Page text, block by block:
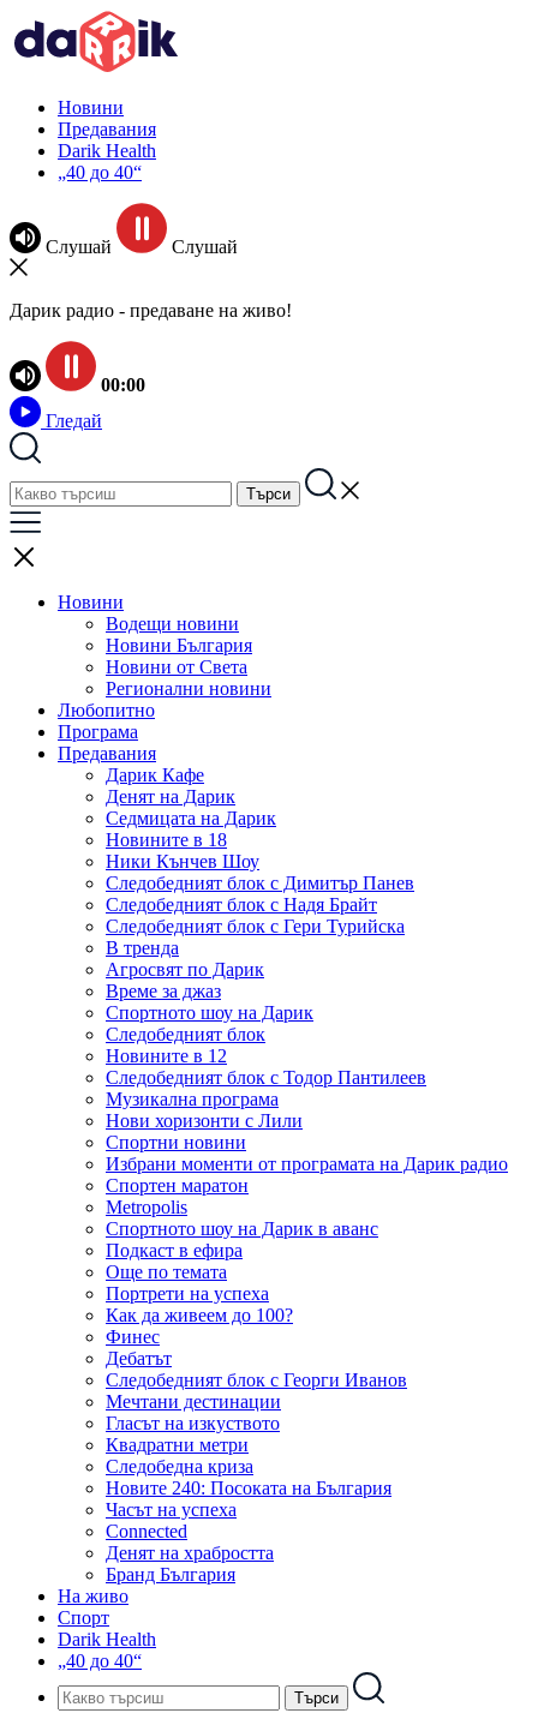
Новини
Предавания
Darik Health
„40 до 40“
Слушай Слушай
Дарик радио - предаване на живо!
00:00
Гледай
Новини
Водещи новини
Новини България
Новини от Света
Регионални новини
Любопитно
Програма
Предавания
Дарик Кафе
Денят на Дарик
Седмицата на Дарик
Новините в 18
Ники Кънчев Шоу
Следобедният блок с Димитър Панев
Следобедният блок с Надя Брайт
Следобедният блок с Гери Турийска
В тренда
Агросвят по Дарик
Време за джаз
Спортното шоу на Дарик
Следобедният блок
Новините в 12
Следобедният блок с Тодор Пантилеев
Музикална програма
Нови хоризонти с Лили
Спортни новини
Избрани моменти от програмата на Дарик радио
Спортен маратон
Metropolis
Спортното шоу на Дарик в аванс
Подкаст в ефира
Още по темата
Портрети на успеха
Как да живеем до 100?
Финес
Дебатът
Следобедният блок с Георги Иванов
Мечтани дестинации
Гласът на изкуството
Квадратни метри
Следобедна криза
Новите 240: Посоката на България
Часът на успеха
Connected
Денят на храбростта
Бранд България
На живо
Спорт
Darik Health
„40 до 40“